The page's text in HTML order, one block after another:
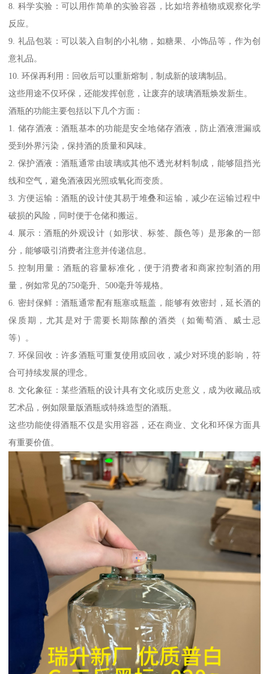
8. 科学实验：可以用作简单的实验容器，比如培养植物或观察化学
反应。
9. 礼品包装：可以装入自制的小礼物，如糖果、小饰品等，作为创
意礼品。
10. 环保再利用：回收后可以重新熔制，制成新的玻璃制品。
这些用途不仅环保，还能发挥创意，让废弃的玻璃酒瓶焕发新生。
酒瓶的功能主要包括以下几个方面：
1. 储存酒液：酒瓶基本的功能是安全地储存酒液，防止酒液泄漏或
受到外界污染，保持酒的质量和风味。
2. 保护酒液：酒瓶通常由玻璃或其他不透光材料制成，能够阻挡光
线和空气，避免酒液因光照或氧化而变质。
3. 方便运输：酒瓶的设计使其易于堆叠和运输，减少在运输过程中
破损的风险，同时便于仓储和搬运。
4. 展示：酒瓶的外观设计（如形状、标签、颜色等）是形象的一部
分，能够吸引消费者注意并传递信息。
5. 控制用量：酒瓶的容量标准化，便于消费者和商家控制酒的用
量，例如常见的750毫升、500毫升等规格。
6. 密封保鲜：酒瓶通常配有瓶塞或瓶盖，能够有效密封，延长酒的
保质期，尤其是对于需要长期陈酿的酒类（如葡萄酒、威士忌
等）。
7. 环保回收：许多酒瓶可重复使用或回收，减少对环境的影响，符
合可持续发展的理念。
8. 文化象征：某些酒瓶的设计具有文化或历史意义，成为收藏品或
艺术品，例如限量版酒瓶或特殊造型的酒瓶。
这些功能使得酒瓶不仅是实用容器，还在商业、文化和环保方面具
有重要价值。